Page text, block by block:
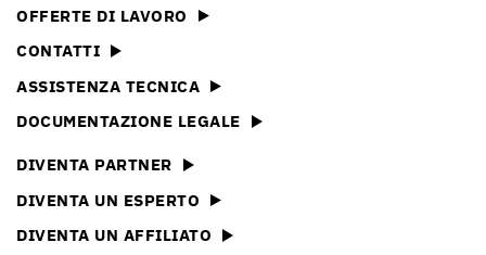
OFFERTE DI LAVORO
CONTATTI
ASSISTENZA TECNICA
DOCUMENTAZIONE LEGALE
DIVENTA PARTNER
DIVENTA UN ESPERTO
DIVENTA UN AFFILIATO